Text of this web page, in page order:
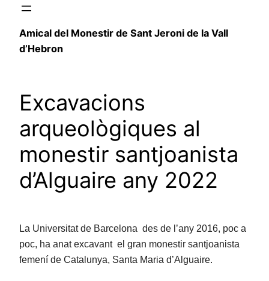
Amical del Monestir de Sant Jeroni de la Vall
d’Hebron
Excavacions
arqueològiques al
monestir santjoanista
d’Alguaire any 2022
La Universitat de Barcelona des de l’any 2016, poc a
poc, ha anat excavant el gran monestir santjoanista
femení de Catalunya, Santa Maria d’Alguaire.